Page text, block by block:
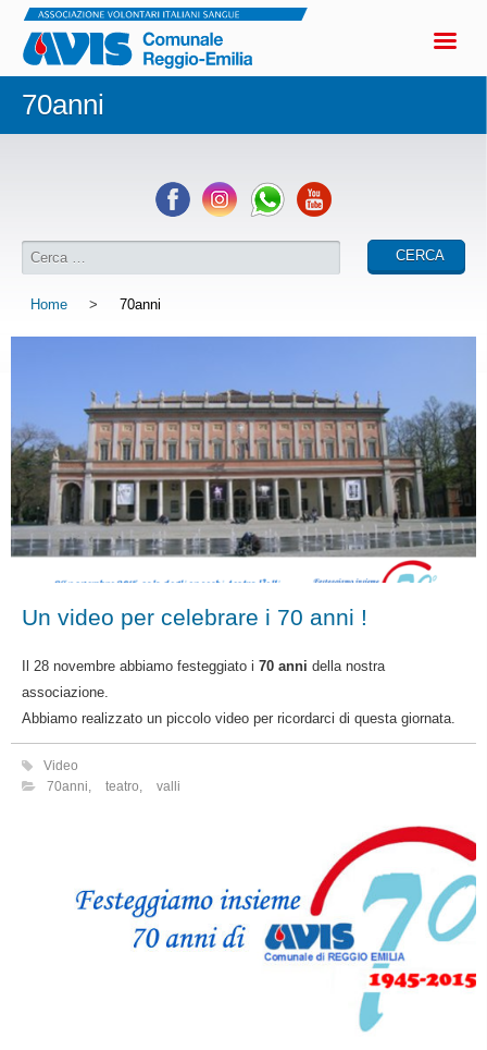
70anni
Home > 70anni
Un video per celebrare i 70 anni !
Il 28 novembre abbiamo festeggiato i 70 anni della nostra
associazione.
Abbiamo realizzato un piccolo video per ricordarci di questa giornata.
Video
70anni
teatro valli